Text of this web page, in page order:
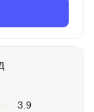
3.9